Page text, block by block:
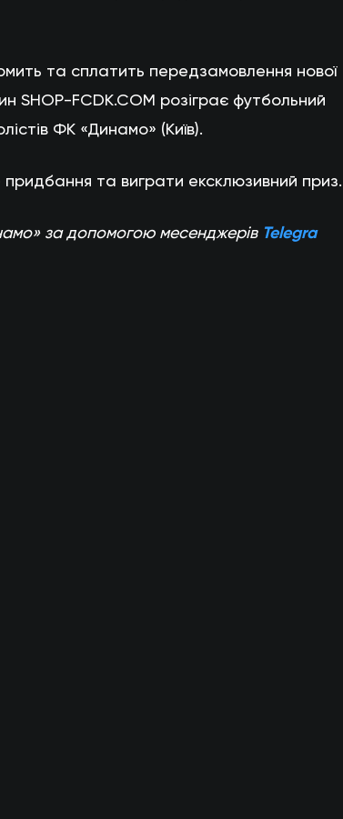
та сплатить передзамовлення нової
SHOP-FCDK.COM розіграє футбольний
ФК «Динамо» (Київ).
придбання та виграти ексклюзивний приз.
за допомогою месенджерів Telegra